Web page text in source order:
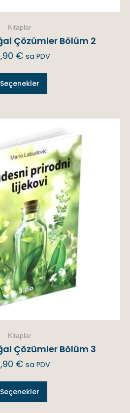
Kitaplar
Çözümler Bölüm 2
€ sa PDV
Seçenekler
Kitaplar
Çözümler Bölüm 3
€ sa PDV
Seçenekler